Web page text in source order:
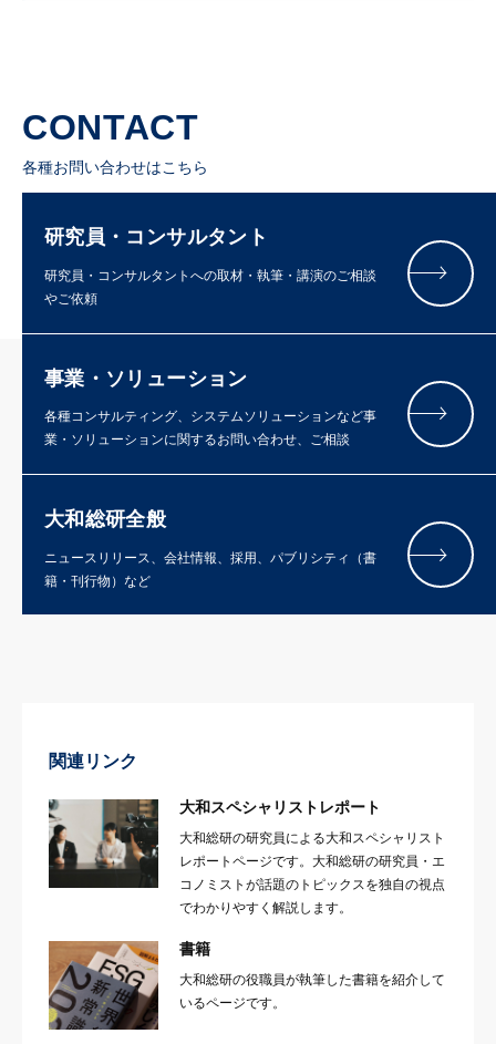
CONTACT
各種お問い合わせはこちら
研究員・コンサルタント
研究員・コンサルタントへの取材・執筆・講演のご相談
やご依頼
事業・ソリューション
各種コンサルティング、システムソリューションなど事
業・ソリューションに関するお問い合わせ、ご相談
大和総研全般
ニュースリリース、会社情報、採用、パブリシティ（書
籍・刊行物）など
関連リンク
大和スペシャリストレポート
大和総研の研究員による大和スペシャリスト
レポートページです。大和総研の研究員・エ
コノミストが話題のトピックスを独自の視点
でわかりやすく解説します。
書籍
大和総研の役職員が執筆した書籍を紹介して
いるページです。